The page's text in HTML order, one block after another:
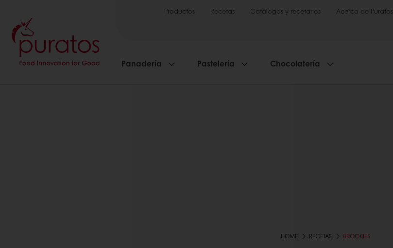
Productos Recetas Catálogos y recetarios Acerca de Puratos
Panadería Pastelería Chocolatería
HOME RECETAS BROOKIES